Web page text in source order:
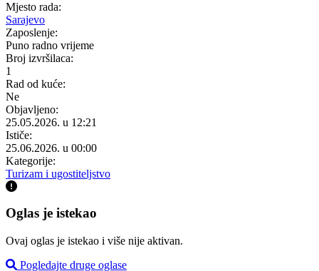
Mjesto rada:
Sarajevo
Zaposlenje:
Puno radno vrijeme
Broj izvršilaca:
1
Rad od kuće:
Ne
Objavljeno:
25.05.2026. u 12:21
Ističe:
25.06.2026. u 00:00
Kategorije:
Turizam i ugostiteljstvo
Oglas je istekao
Ovaj oglas je istekao i više nije aktivan.
Pogledajte druge oglase